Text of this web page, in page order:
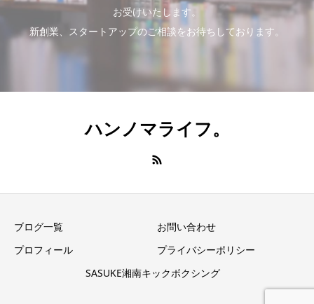
お受けいたします。
新創業、スタートアップのご相談をお待ちしております。
ハンノマライフ。
ブログ一覧
お問い合わせ
プロフィール
プライバシーポリシー
SASUKE湘南キックボクシング